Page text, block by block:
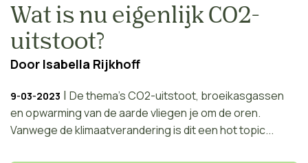
Wat is nu eigenlijk CO2-
uitstoot?
Door Isabella Rijkhoff
9-03-2023 | De thema’s CO2-uitstoot, broeikasgassen
en opwarming van de aarde vliegen je om de oren.
Vanwege de klimaatverandering is dit een hot topic...